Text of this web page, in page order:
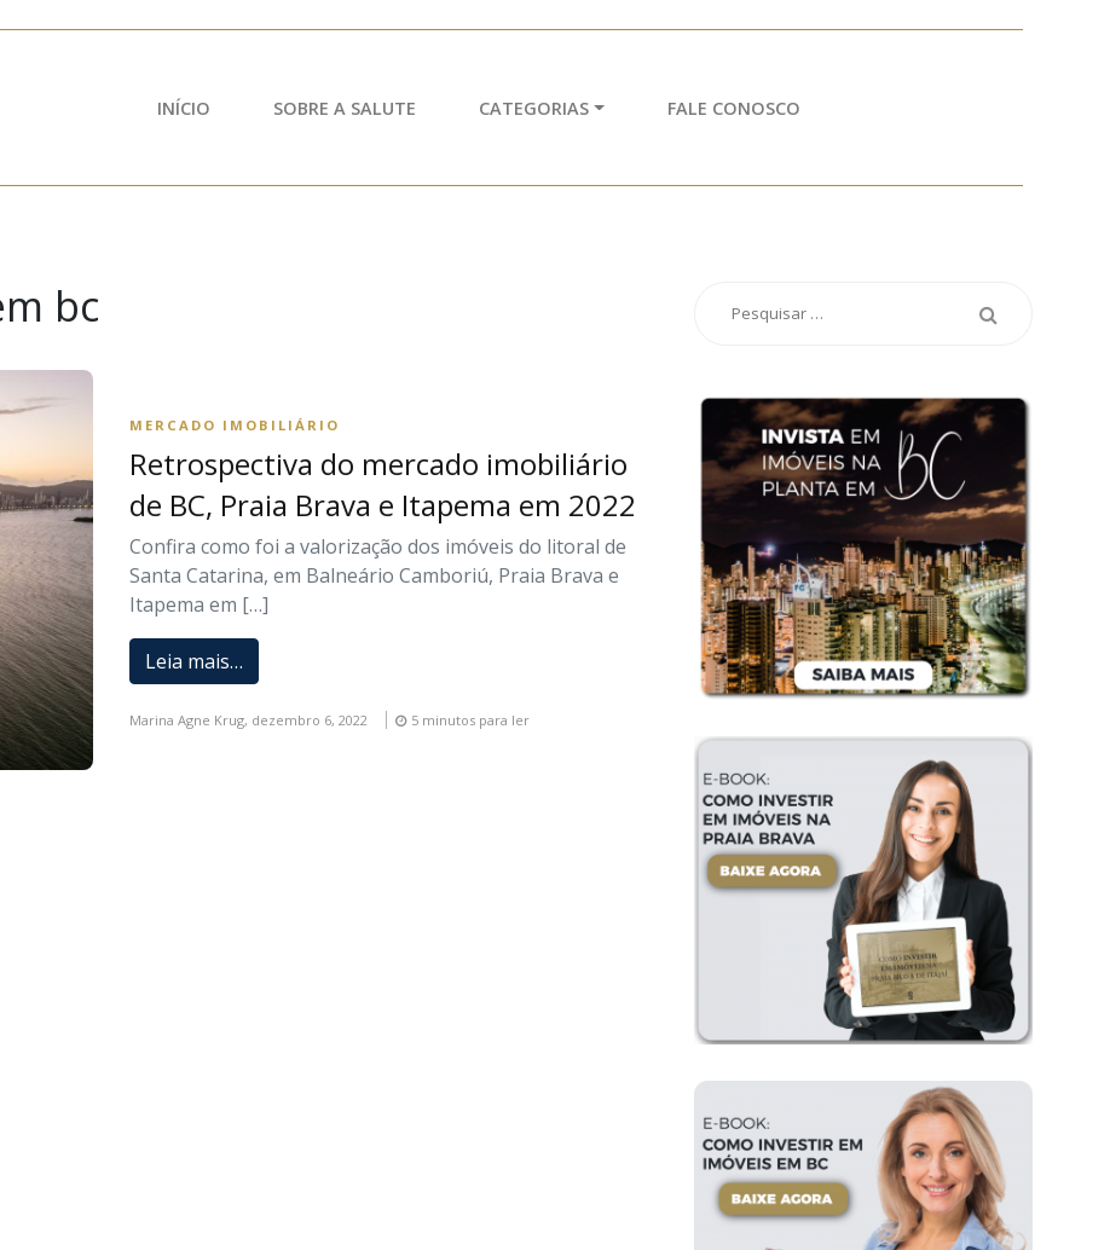
INÍCIO SOBRE A SALUTE CATEGORIAS FALE CONOSCO
bc
MERCADO IMOBILIÁRIO
Retrospectiva do mercado imobiliário
de BC, Praia Brava e Itapema em 2022
Confira como foi a valorização dos imóveis do litoral de
Santa Catarina, em Balneário Camboriú, Praia Brava e
Itapema em […]
Leia mais…
Marina Agne Krug, dezembro 6, 2022 5 minutos para ler